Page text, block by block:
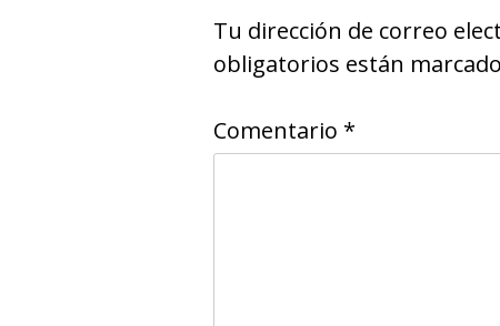
Tu dirección de correo
obligatorios están
Comentario *